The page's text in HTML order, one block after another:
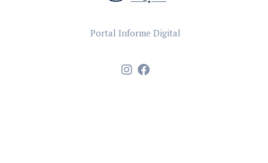
Portal Informe Digital